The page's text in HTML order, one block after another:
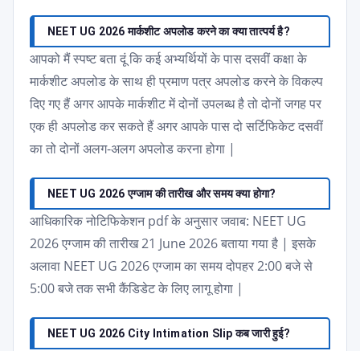
NEET UG 2026 मार्कशीट अपलोड करने का क्या तात्पर्य है?
आपको मैं स्पष्ट बता दूं कि कई अभ्यर्थियों के पास दसवीं कक्षा के
मार्कशीट अपलोड के साथ ही प्रमाण पत्र अपलोड करने के विकल्प
दिए गए हैं अगर आपके मार्कशीट में दोनों उपलब्ध है तो दोनों जगह पर
एक ही अपलोड कर सकते हैं अगर आपके पास दो सर्टिफिकेट दसवीं
का तो दोनों अलग-अलग अपलोड करना होगा |
NEET UG 2026 एग्जाम की तारीख और समय क्या होगा?
आधिकारिक नोटिफिकेशन pdf के अनुसार जवाब: NEET UG
2026 एग्जाम की तारीख 21 June 2026 बताया गया है | इसके
अलावा NEET UG 2026 एग्जाम का समय दोपहर 2:00 बजे से
5:00 बजे तक सभी कैंडिडेट के लिए लागू होगा |
NEET UG 2026 City Intimation Slip कब जारी हुई?